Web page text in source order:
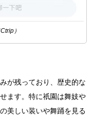
）
が残っており、歴史的な
ます。特に祇園は舞妓や
美しい装いや舞踊を見る